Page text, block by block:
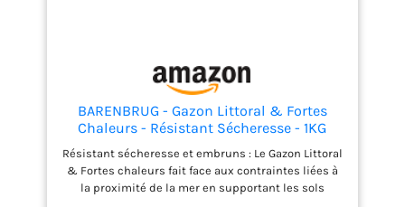
BARENBRUG - Gazon Littoral & Fortes
Chaleurs - Résistant Sécheresse - 1KG
Résistant sécheresse et embruns : Le Gazon Littoral
& Fortes chaleurs fait face aux contraintes liées à
la proximité de la mer en supportant les sols